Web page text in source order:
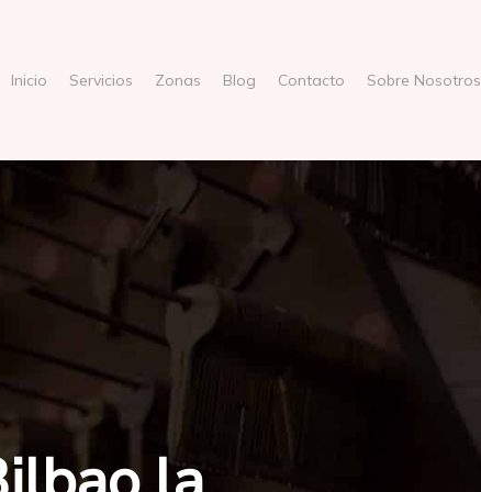
Inicio Servicios Zonas Blog Contacto Sobre Nosotros